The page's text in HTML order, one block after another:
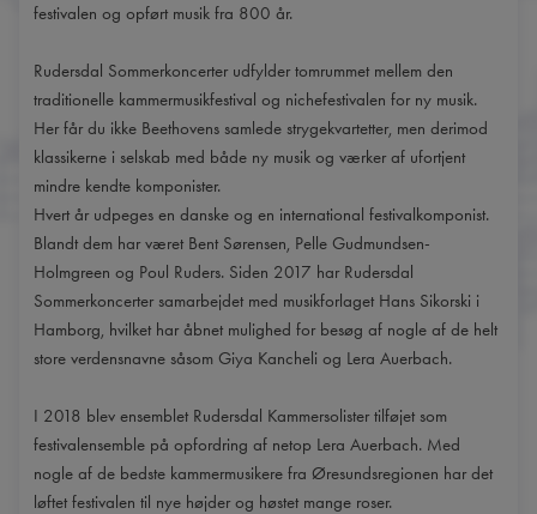
festivalen og opført musik fra 800 år.
Rudersdal Sommerkoncerter udfylder tomrummet mellem den
traditionelle kammermusikfestival og nichefestivalen for ny musik.
Her får du ikke Beethovens samlede strygekvartetter, men derimod
klassikerne i selskab med både ny musik og værker af ufortjent
mindre kendte komponister.
Hvert år udpeges en danske og en international festivalkomponist.
Blandt dem har været Bent Sørensen, Pelle Gudmundsen-
Holmgreen og Poul Ruders. Siden 2017 har Rudersdal
Sommerkoncerter samarbejdet med musikforlaget Hans Sikorski i
Hamborg, hvilket har åbnet mulighed for besøg af nogle af de helt
store verdensnavne såsom Giya Kancheli og Lera Auerbach.
I 2018 blev ensemblet Rudersdal Kammersolister tilføjet som
festivalensemble på opfordring af netop Lera Auerbach. Med
nogle af de bedste kammermusikere fra Øresundsregionen har det
løftet festivalen til nye højder og høstet mange roser.